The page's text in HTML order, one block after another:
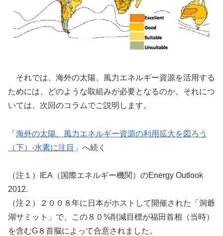
それでは、海外の太陽、風力エネルギー資源を活用する
ためには、どのような取組みが必要となるのか。それにつ
いては、次回のコラムでご説明します。
「 海外の太陽、風力エネルギー資源の利用拡大を図ろう
（下）-水素に注目 」へ続く
（注１）IEA（国際エネルギー機関）のEnergy Outlook
2012.
（注２）２００８年に日本がホストして開催された「洞爺
湖サミット」で、この８０%削減目標が福田首相（当時）
を含むG８首脳によって合意されました。